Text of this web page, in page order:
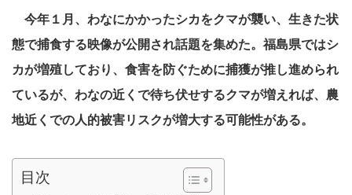
今年１月、わなにかかったシカをクマが襲い、生きた状
態で捕食する映像が公開され話題を集めた。福島県ではシ
カが増殖しており、食害を防ぐために捕獲が推し進められ
ているが、わなの近くで待ち伏せするクマが増えれば、農
地近くでの人的被害リスクが増大する可能性がある。
目次